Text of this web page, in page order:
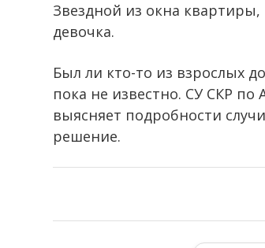
Звездной из окна
девочка.
Был ли кто-то из взрослых
пока не известно. СУ СКР по
выясняет подробности
решение.